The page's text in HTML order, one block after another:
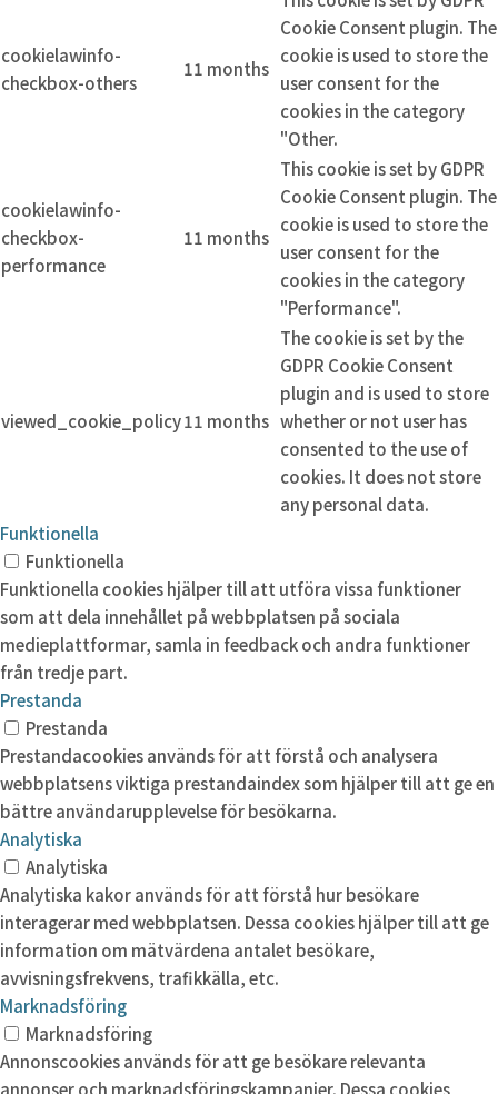
cookielawinfo-
checkbox-others
11 months
Cookie Consent plugin. The
cookie is used to store the
user consent for the
cookies in the category
"Other.
cookielawinfo-
checkbox-
performance
11 months
This cookie is set by GDPR
Cookie Consent plugin. The
cookie is used to store the
user consent for the
cookies in the category
"Performance".
viewed_cookie_policy11 months
The cookie is set by the
GDPR Cookie Consent
plugin and is used to store
whether or not user has
consented to the use of
cookies. It does not store
any personal data.
Funktionella
Funktionella
Funktionella cookies hjälper till att utföra vissa funktioner
som att dela innehållet på webbplatsen på sociala
medieplattformar, samla in feedback och andra funktioner
från tredje part.
Prestanda
Prestanda
Prestandacookies används för att förstå och analysera
webbplatsens viktiga prestandaindex som hjälper till att ge en
bättre användarupplevelse för besökarna.
Analytiska
Analytiska
Analytiska kakor används för att förstå hur besökare
interagerar med webbplatsen. Dessa cookies hjälper till att ge
information om mätvärdena antalet besökare,
avvisningsfrekvens, trafikkälla, etc.
Marknadsföring
Marknadsföring
Annonscookies används för att ge besökare relevanta